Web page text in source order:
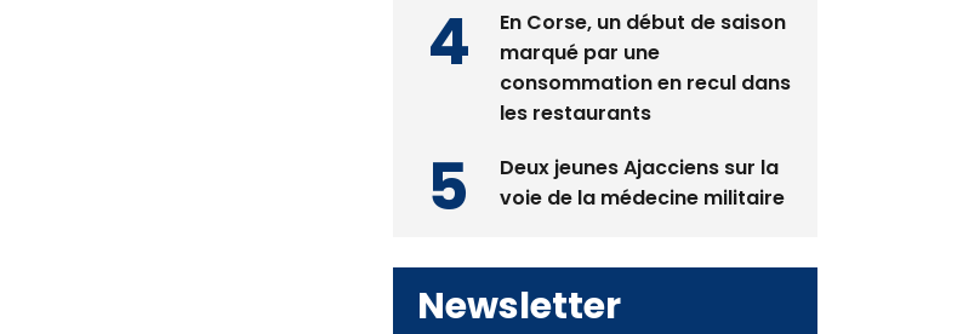
faux vendeur de vin
En Corse, un début de saison
marqué par une
les restaurants